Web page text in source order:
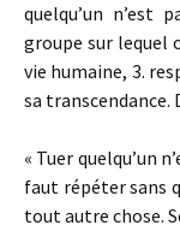
quelqu’un n’est
groupe sur lequel
vie humaine, 3.
sa transcendance.
« Tuer quelqu’un
faut répéter sans
tout autre chose.